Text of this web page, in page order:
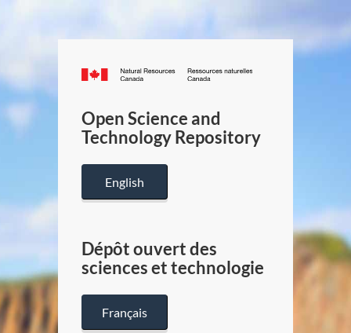
Canada.ca
/
Canada
Open Science and
Technology Repository
English
Dépôt ouvert des
sciences et technologie
Français